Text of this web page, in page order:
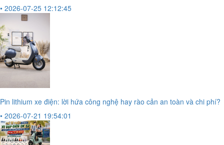
• 2026-07-25 12:12:45
Pin lithium xe điện: lời hứa công nghệ hay rào cản an toàn và chi phí?
• 2026-07-21 19:54:01